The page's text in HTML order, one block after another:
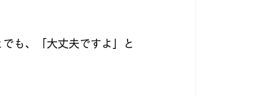
も、「大丈夫ですよ」と